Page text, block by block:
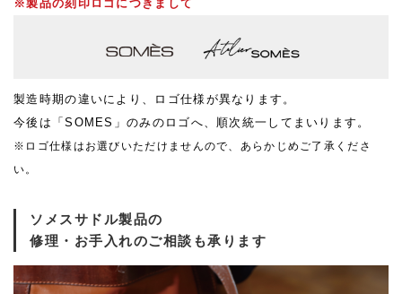
※製品の刻印ロゴにつきまして
製造時期の違いにより、ロゴ仕様が異なります。
今後は「SOMES」のみのロゴへ、順次統一してまいります。
※ロゴ仕様はお選びいただけませんので、あらかじめご了承くださ
い。
ソメスサドル製品の
修理・お手入れのご相談も承ります